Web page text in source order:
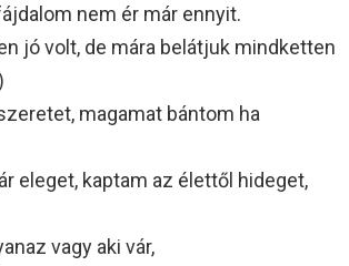
nem ér már ennyit.
jó volt, de mára belátjuk mindketten
magamat bántom ha
eleget, kaptam az élettől hideget,
vagy aki vár,